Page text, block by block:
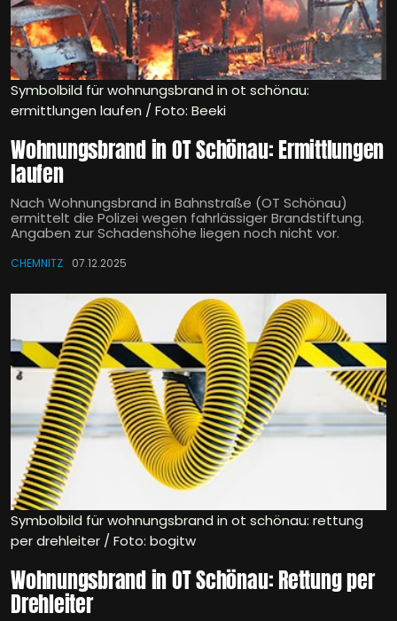
Symbolbild für wohnungsbrand in ot schönau:
ermittlungen laufen / Foto: Beeki
Wohnungsbrand in OT Schönau: Ermittlungen
laufen
Nach Wohnungsbrand in Bahnstraße (OT Schönau)
ermittelt die Polizei wegen fahrlässiger Brandstiftung.
Angaben zur Schadenshöhe liegen noch nicht vor.
CHEMNITZ 07.12.2025
Symbolbild für wohnungsbrand in ot schönau: rettung
per drehleiter / Foto: bogitw
Wohnungsbrand in OT Schönau: Rettung per
Drehleiter